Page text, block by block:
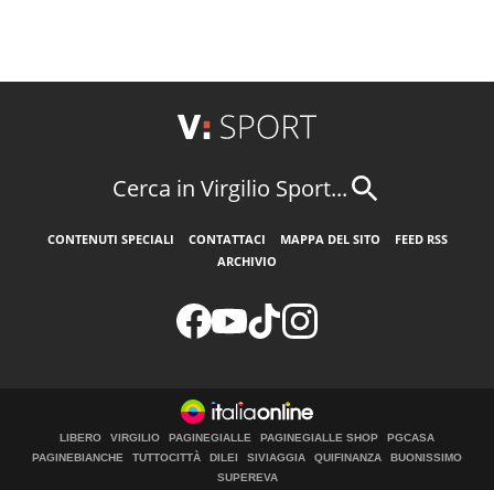
Cerca in Virgilio Sport...
CONTENUTI SPECIALI CONTATTACI MAPPA DEL SITO
FEED RSS
ARCHIVIO
LIBERO VIRGILIO PAGINEGIALLE PAGINEGIALLE SHOP
PGCASA
PAGINEBIANCHE
TUTTOCITTÀ DILEI SIVIAGGIA QUIFINANZA
BUONISSIMO
SUPEREVA